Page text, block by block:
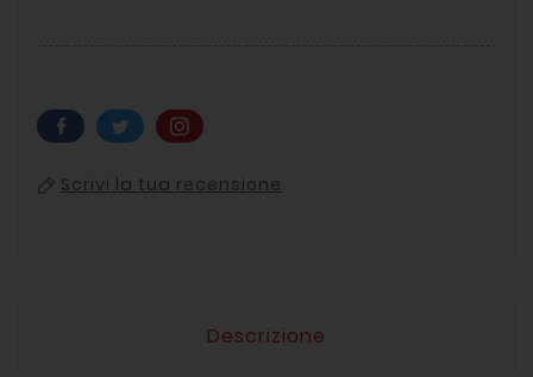
Scrivi la tua recensione
Descrizione